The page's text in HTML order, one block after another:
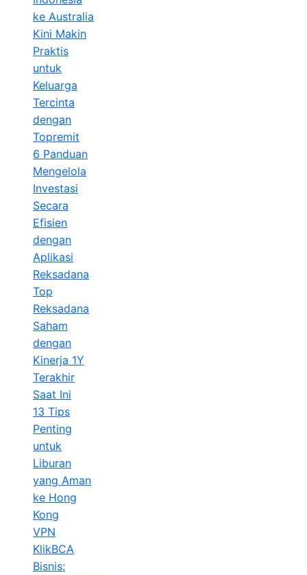
ke Australia
Kini Makin
Praktis
untuk
Keluarga
Tercinta
dengan
Topremit
6 Panduan
Mengelola
Investasi
Secara
Efisien
dengan
Aplikasi
Reksadana
Top
Reksadana
Saham
dengan
Kinerja 1Y
Terakhir
Saat Ini
13 Tips
Penting
untuk
Liburan
yang Aman
ke Hong
Kong
VPN
KlikBCA
Bisnis: